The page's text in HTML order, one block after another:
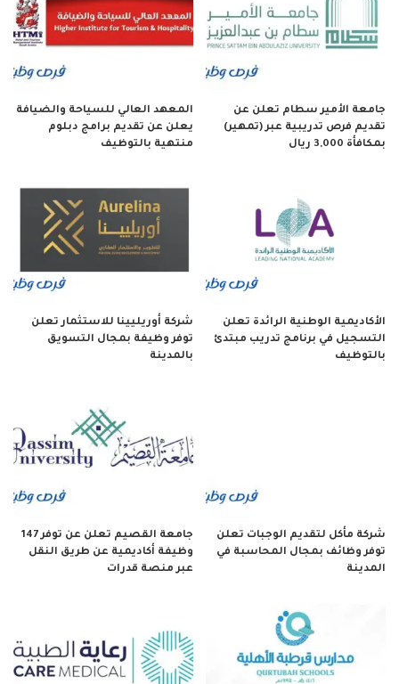
جامعة الأمير سطام تعلن عن
تقديم فرص تدريبية عبر (تمهير)
بمكافأة 3,000 ريال
المعهد العالي للسياحة والضيافة
يعلن عن تقديم برامج دبلوم
منتهية بالتوظيف
الأكاديمية الوطنية الرائدة تعلن
التسجيل في برنامج تدريب مبتدئ
بالتوظيف
شركة أوريليينا للاستثمار تعلن
توفر وظيفة بمجال التسويق
بالمدينة
شركة مأكل لتقديم الوجبات تعلن
توفر وظائف بمجال المحاسبة في
المدينة
جامعة القصيم تعلن عن توفر 147
وظيفة أكاديمية عن طريق النقل
عبر منصة قدرات